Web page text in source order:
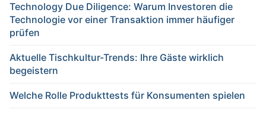
Technology Due Diligence: Warum Investoren die
Technologie vor einer Transaktion immer häufiger
prüfen
Aktuelle Tischkultur-Trends: Ihre Gäste wirklich
begeistern
Welche Rolle Produkttests für Konsumenten spielen